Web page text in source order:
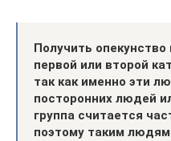
Получить
первой или второй
так как именно эти
посторонних людей
группа считается
поэтому таким